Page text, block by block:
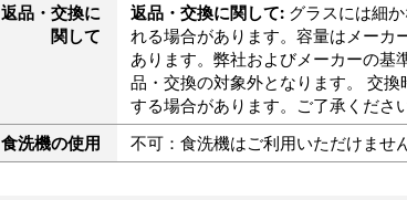
返品・交換に
関して
返品・交換に関して:グラスには細か
れる場合があります。容量はメーカ
あります。弊社およびメーカーの基
品・交換の対象外となります。 交
する場合があります。ご了承ください
食洗機の使用
不可：食洗機はご利用いただけません